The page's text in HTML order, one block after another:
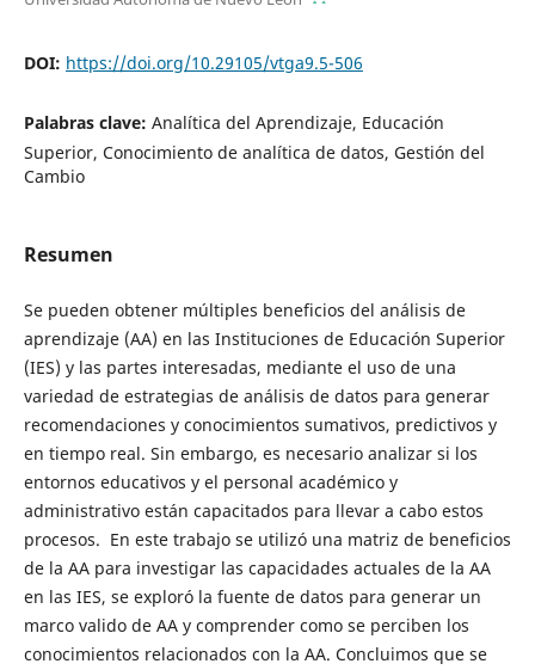
DOI: https://doi.org/10.29105/vtga9.5-506
Palabras clave: Analítica del Aprendizaje, Educación
Superior, Conocimiento de analítica de datos, Gestión del
Cambio
Resumen
Se pueden obtener múltiples beneficios del análisis de
aprendizaje (AA) en las Instituciones de Educación Superior
(IES) y las partes interesadas, mediante el uso de una
variedad de estrategias de análisis de datos para generar
recomendaciones y conocimientos sumativos, predictivos y
en tiempo real. Sin embargo, es necesario analizar si los
entornos educativos y el personal académico y
administrativo están capacitados para llevar a cabo estos
procesos. En este trabajo se utilizó una matriz de beneficios
de la AA para investigar las capacidades actuales de la AA
en las IES, se exploró la fuente de datos para generar un
marco valido de AA y comprender como se perciben los
conocimientos relacionados con la AA. Concluimos que se